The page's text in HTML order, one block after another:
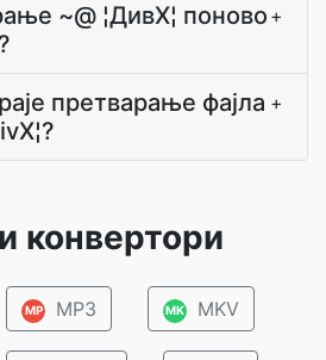
~@ ¦ДивX¦ поново+
претварање фајла +
конвертори
MP MP3 MK MKV